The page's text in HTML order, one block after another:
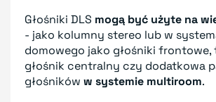
Głośniki DLS mogą być użyte na
- jako kolumny stereo lub w
domowego jako głośniki frontowe,
głośnik centralny czy dodatkowa
głośników w systemie multiroom.